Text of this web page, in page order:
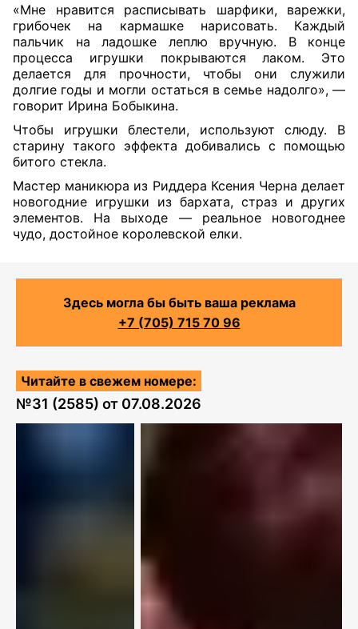
«Мне нравится расписывать шарфики, варежки,
грибочек на кармашке нарисовать. Каждый
пальчик на ладошке леплю вручную. В конце
процесса игрушки покрываются лаком. Это
делается для прочности, чтобы они служили
долгие годы и могли остаться в семье надолго», —
говорит Ирина Бобыкина.
Чтобы игрушки блестели, используют слюду. В
старину такого эффекта добивались с помощью
битого стекла.
Мастер маникюра из Риддера Ксения Черна делает
новогодние игрушки из бархата, страз и других
элементов. На выходе — реальное новогоднее
чудо, достойное королевской елки.
Здесь могла бы быть ваша реклама
+7 (705) 715 70 96
Читайте в свежем номере:
№31 (2585) от 07.08.2026